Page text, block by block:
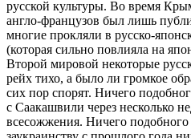
русской культуры. Во время
англо-французов был лишь
многие прокляли в русско-
(которая сильно повлияла на
Второй мировой некоторые
рейх тихо, а было ли громкое
сих пор спорят. Ничего
с Саакашвили через несколько
всесожжения. Ничего